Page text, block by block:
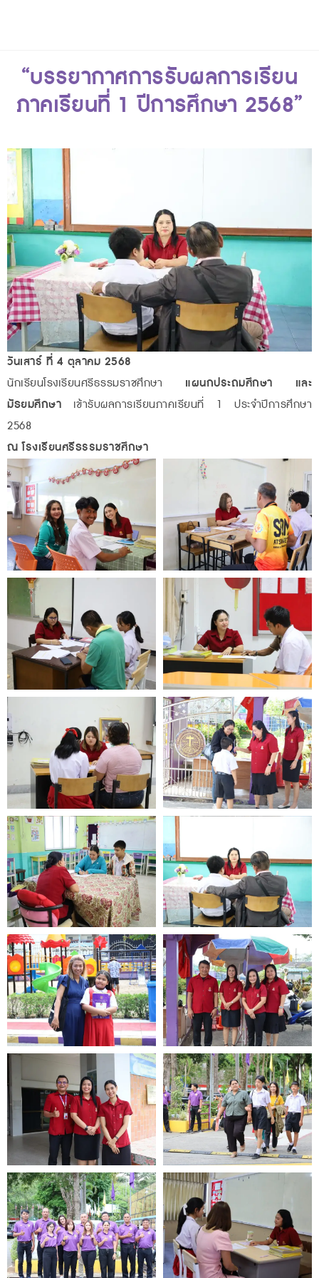
“บรรยากาศการรับผลการเรียน
ภาคเรียนที่ 1 ปีการศึกษา 2568”
วันเสาร์ ที่ 4 ตุลาคม 2568
นักเรียนโรงเรียนศรีธรรมราชศึกษา แผนกประถมศึกษา และ
มัธยมศึกษา เข้ารับผลการเรียนภาคเรียนที่ 1 ประจำปีการศึกษา
2568
ณ โรงเรียนศรีธรรมราชศึกษา